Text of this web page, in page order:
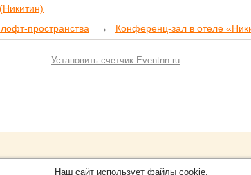
пространства
→ Конференц-зал в отеле
Установить счетчик Eventnn.ru
О проекте Обращайтесь на
Наш сайт использует файлы cookie.